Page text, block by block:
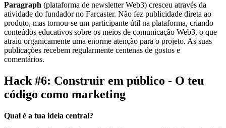
Paragraph (plataforma de newsletter Web3) cresceu através da
atividade do fundador no Farcaster. Não fez publicidade direta ao
produto, mas tornou-se um participante útil na plataforma, criando
conteúdos educativos sobre os meios de comunicação Web3, o que
atraiu organicamente uma enorme atenção para o projeto. As suas
publicações recebem regularmente centenas de gostos e
comentários.
Hack #6: Construir em público - O teu
código como marketing
Qual é a tua ideia central?